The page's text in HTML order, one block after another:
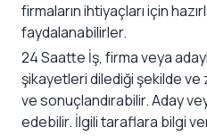
firmaların ihtiyaçları için
faydalanabilirler.
24 Saatte İş, firma veya
şikayetleri dilediği şekilde
ve sonuçlandırabilir. Aday
edebilir. İlgili taraflara bilgi